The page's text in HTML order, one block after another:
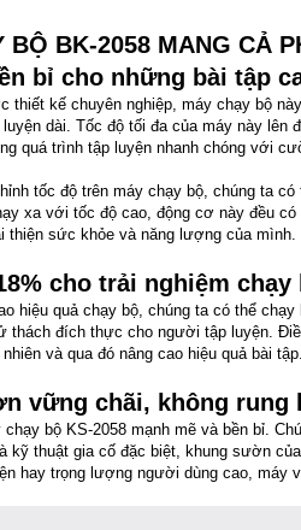
BỘ BK-2058 MANG CẢ
bỉ cho những bài tập
thiết kế chuyên nghiệp, máy chạy bộ
dài. Tốc độ tối đa của máy này
quá trình tập luyện nhanh chóng với
tốc độ trên máy chạy bộ, chúng ta
xa với tốc độ cao, động cơ này đều
thiện sức khỏe và năng lượng của mình.
cho trải nghiệm
hiệu quả chạy bộ, chúng ta có thể
thách đích thực cho người tập luyện.
và qua đó nâng cao hiệu quả bài tập.
vững chãi, không rung
bộ KS-2058 mạnh mẽ và bền bỉ.
kỹ thuật gia cố đặc biệt, khung sườn
hay trọng lượng người dùng cao, máy